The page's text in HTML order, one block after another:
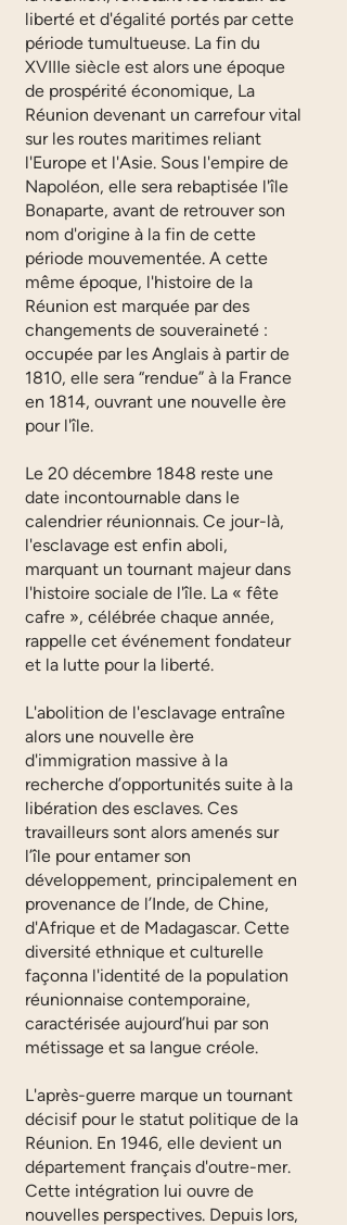
liberté et d'égalité portés par cette
période tumultueuse. La fin du
XVIIIe siècle est alors une époque
de prospérité économique, La
Réunion devenant un carrefour vital
sur les routes maritimes reliant
l'Europe et l'Asie. Sous l'empire de
Napoléon, elle sera rebaptisée l'île
Bonaparte, avant de retrouver son
nom d'origine à la fin de cette
période mouvementée. A cette
même époque, l'histoire de la
Réunion est marquée par des
changements de souveraineté :
occupée par les Anglais à partir de
1810, elle sera “rendue” à la France
en 1814, ouvrant une nouvelle ère
pour l'île.
Le 20 décembre 1848 reste une
date incontournable dans le
calendrier réunionnais. Ce jour-là,
l'esclavage est enfin aboli,
marquant un tournant majeur dans
l'histoire sociale de l'île. La « fête
cafre », célébrée chaque année,
rappelle cet événement fondateur
et la lutte pour la liberté.
L'abolition de l'esclavage entraîne
alors une nouvelle ère
d'immigration massive à la
recherche d’opportunités suite à la
libération des esclaves. Ces
travailleurs sont alors amenés sur
l’île pour entamer son
développement, principalement en
provenance de l’Inde, de Chine,
d'Afrique et de Madagascar. Cette
diversité ethnique et culturelle
façonna l'identité de la population
réunionnaise contemporaine,
caractérisée aujourd’hui par son
métissage et sa langue créole.
L'après-guerre marque un tournant
décisif pour le statut politique de la
Réunion. En 1946, elle devient un
département français d'outre-mer.
Cette intégration lui ouvre de
nouvelles perspectives. Depuis lors,